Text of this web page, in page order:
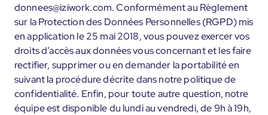
donnees@iziwork.com. Conformément au Règlement
sur la Protection des Données Personnelles (RGPD) mis
en application le 25 mai 2018, vous pouvez exercer vos
droits d’accès aux données vous concernant et les faire
rectifier, supprimer ou en demander la portabilité en
suivant la procédure décrite dans notre politique de
confidentialité. Enfin, pour toute autre question, notre
équipe est disponible du lundi au vendredi, de 9h à 19h,